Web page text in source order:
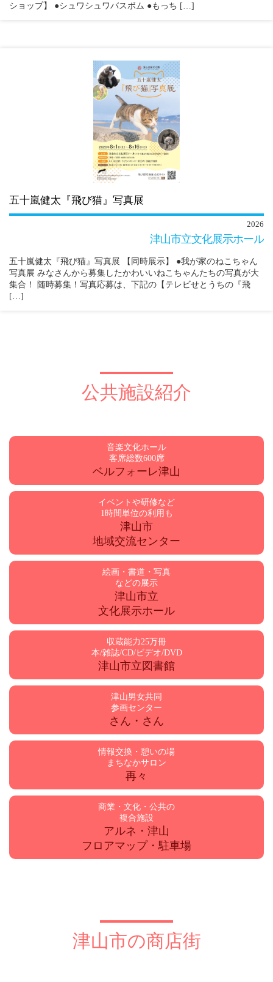
ショップ】 ●シュワシュワバスボム ●もっち […]
五十嵐健太『飛び猫』写真展
2026
津山市立文化展示ホール
五十嵐健太『飛び猫』写真展 【同時展示】 ●我が家のねこちゃん
写真展 みなさんから募集したかわいいねこちゃんたちの写真が大
集合！ 随時募集！写真応募は、下記の【テレビせとうちの『飛
[…]
公共施設紹介
音楽文化ホール
客席総数600席
ベルフォーレ津山
イベントや研修など
1時間単位の利用も
津山市
地域交流センター
絵画・書道・写真
などの展示
津山市立
文化展示ホール
収蔵能力25万冊
本/雑誌/CD/ビデオ/DVD
津山市立図書館
津山男女共同
参画センター
さん・さん
情報交換・憩いの場
まちなかサロン
再々
商業・文化・公共の
複合施設
アルネ・津山
フロアマップ・駐車場
津山市の商店街